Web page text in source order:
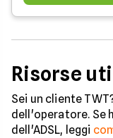
Risorse
Sei un cliente
dell'operatore. Se
dell'ADSL, leggi